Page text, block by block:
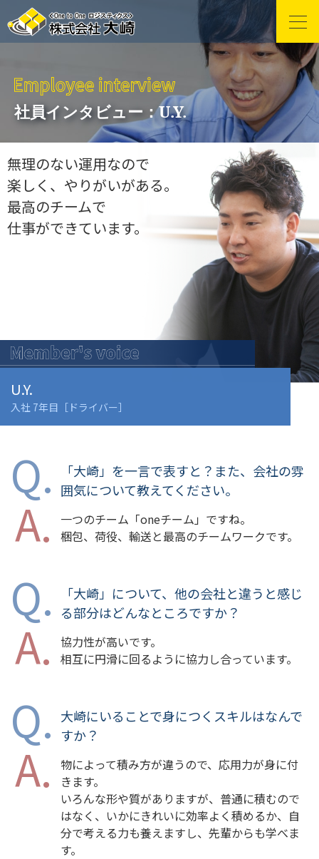
社員インタビュー：U.Y.
U.Y.
入社 7年目［ドライバー］
無理のない運用なので
楽しく、やりがいがある。
最高のチームで
仕事ができています。
「大崎」を一言で表すと？また、会社の雰
囲気について教えてください。
一つのチーム「oneチーム」ですね。
梱包、荷役、輸送と最高のチームワークです。
「大崎」について、他の会社と違うと感じ
る部分はどんなところですか？
協力性が高いです。
相互に円滑に回るように協力し合っています。
大崎にいることで身につくスキルはなんで
すか？
物によって積み方が違うので、応用力が身に付
きます。
いろんな形や質がありますが、普通に積むので
はなく、いかにきれいに効率よく積めるか、自
分で考える力も養えますし、先輩からも学べま
す。